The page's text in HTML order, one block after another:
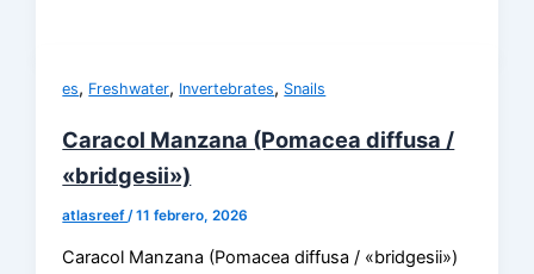
es, Freshwater, Invertebrates, Snails
Caracol Manzana (Pomacea diffusa /
«bridgesii»)
atlasreef /11 febrero, 2026
Caracol Manzana (Pomacea diffusa / «bridgesii»)